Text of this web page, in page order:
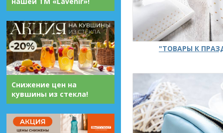
Снижение цен на
кувшины из стекла!
"ТОВАРЫ К